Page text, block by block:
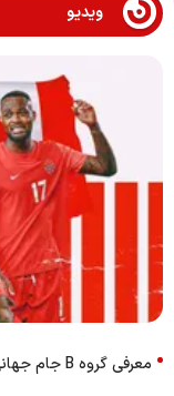
ویدیو
معرفی گروه B جام جهانی ۲۰۲۶؛ نبرد مدعیان برای دو بلیت صعود + فیلم